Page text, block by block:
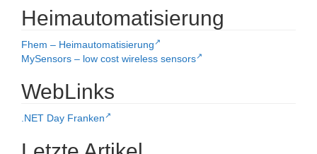
Heimautomatisierung
Fhem – Heimautomatisierung
MySensors – low cost wireless sensors
WebLinks
.NET Day Franken